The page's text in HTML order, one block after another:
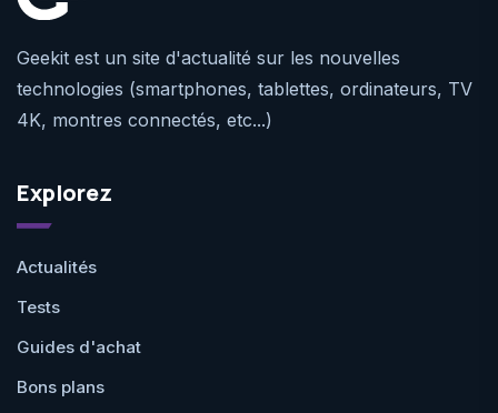
Geekit est un site d'actualité sur les nouvelles
technologies (smartphones, tablettes, ordinateurs, TV
4K, montres connectés, etc...)
Explorez
Actualités
Tests
Guides d'achat
Bons plans